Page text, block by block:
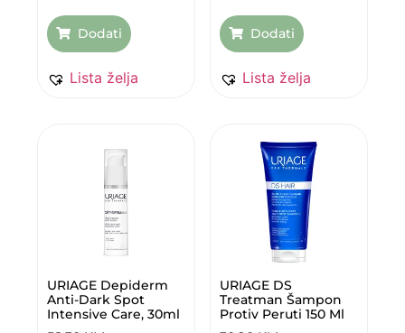
Dodati
Lista želja
Dodati
Lista želja
URIAGE Depiderm
Anti-Dark Spot
Intensive Care, 30ml
URIAGE DS
Treatman Šampon
Protiv Peruti 150 Ml